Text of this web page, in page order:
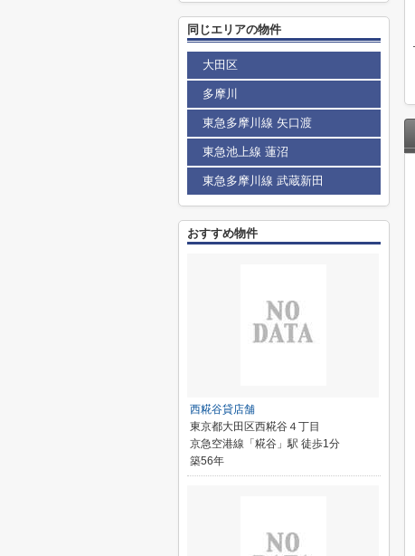
同じエリアの物件
大田区
多摩川
東急多摩川線 矢口渡
東急池上線 蓮沼
東急多摩川線 武蔵新田
おすすめ物件
西糀谷貸店舗
東京都大田区西糀谷４丁目
京急空港線「糀谷」駅 徒歩1分
築56年